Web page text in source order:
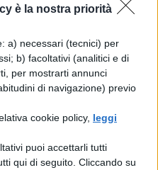
è la nostra priorità
a) necessari (tecnici) per
b) facoltativi (analitici e di
per mostrarti annunci
di navigazione) previo
cookie policy, leggi
puoi accettarli tutti
qui di seguito. Cliccando su
solo per fare i due
custodi
tesoro.